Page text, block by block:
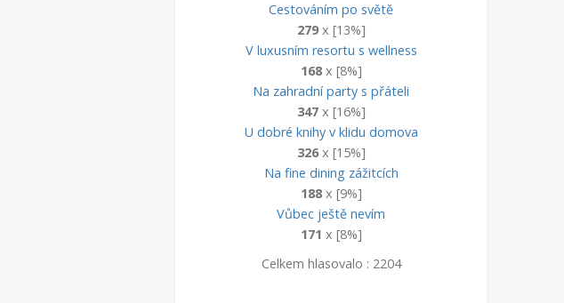
Cestováním po světě
279x [13%]
V luxusním resortu s wellness
168x [8%]
Na zahradní party s přáteli
347x [16%]
U dobré knihy v klidu domova
326x [15%]
Na fine dining zážitcích
188x [9%]
Vůbec ještě nevím
171 x [8%]
Celkem hlasovalo : 2204